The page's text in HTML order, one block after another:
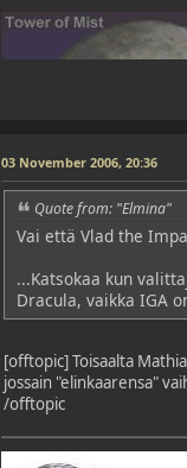
03 November 2006, 20:36
Quote from: "Elmina"
Vai että Vlad the
...Katsokaa kun
Dracula, vaikka IGA
[offtopic] Toisaalta
jossain "elinkaarensa"
/offtopic